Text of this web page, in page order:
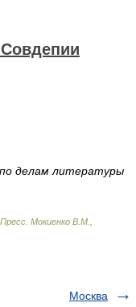
по делам литературы
Мокиенко В.М.,
Москва